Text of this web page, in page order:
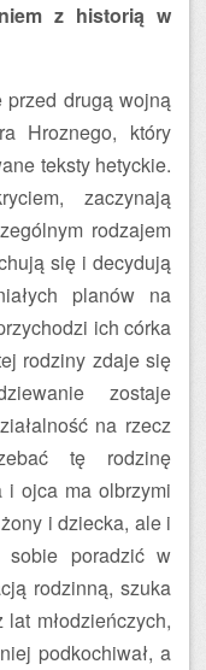
z historią w
drugą wojną
Hroznego, który
teksty hetyckie.
zaczynają
rodzajem
się i decydują
planów na
ich córka
rodziny zdaje się
zostaje
na rzecz
tę rodzinę
i ojca ma olbrzymi
i dziecka, ale i
sobie poradzić w
rodzinną, szuka
młodzieńczych,
podkochiwał, a